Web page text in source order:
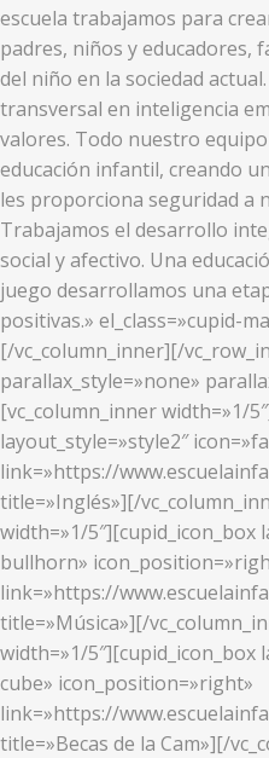
escuela trabajamos para
padres, niños y educadores,
del niño en la sociedad
transversal en inteligencia
valores. Todo nuestro
educación infantil, creando
les proporciona seguridad a
Trabajamos el desarrollo
social y afectivo. Una
juego desarrollamos una
positivas.» el_class=»cupid-
[/vc_column_inner][/
parallax_style=»none»
[vc_column_inner width=»1/
layout_style=»style2″
link=»https://
title=»Inglés»][/
width=»1/5″][cupid_icon_box
bullhorn»
link=»https://
title=»Música»][/
width=»1/5″][cupid_icon_box
cube» icon_position=»right»
link=»https://
title=»Becas de la Cam»][/